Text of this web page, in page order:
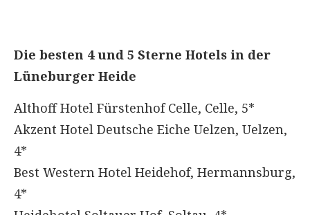
Die besten 4 und 5 Sterne Hotels in der
Lüneburger Heide
Althoff Hotel Fürstenhof Celle, Celle, 5*
Akzent Hotel Deutsche Eiche Uelzen, Uelzen,
4*
Best Western Hotel Heidehof, Hermannsburg,
4*